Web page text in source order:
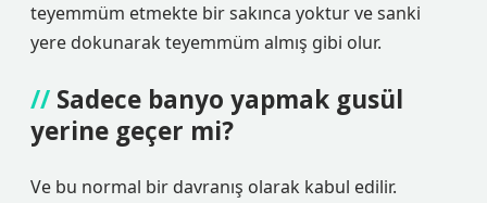
teyemmüm etmekte bir sakınca yoktur ve sanki
yere dokunarak teyemmüm almış gibi olur.
Sadece banyo yapmak gusül
yerine geçer mi?
Ve bu normal bir davranış olarak kabul edilir.